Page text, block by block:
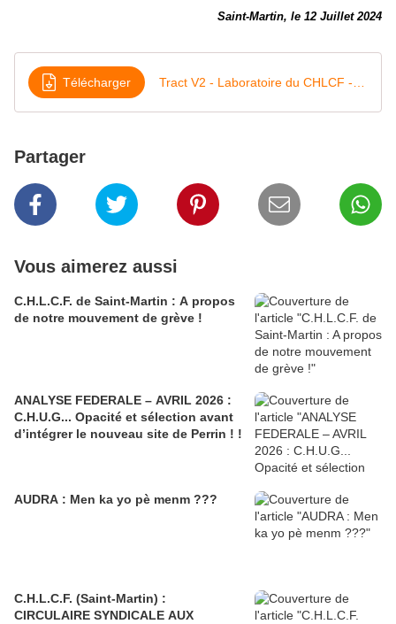
Saint-Martin, le 12 Juillet 2024
Télécharger
Partager
Vous aimerez aussi
C.H.L.C.F. de Saint-Martin : A propos
de notre mouvement de grève !
ANALYSE FEDERALE – AVRIL 2026 :
C.H.U.G... Opacité et sélection avant
d’intégrer le nouveau site de Perrin ! !
AUDRA : Men ka yo pè menm ???
C.H.L.C.F. (Saint-Martin) :
CIRCULAIRE SYNDICALE AUX